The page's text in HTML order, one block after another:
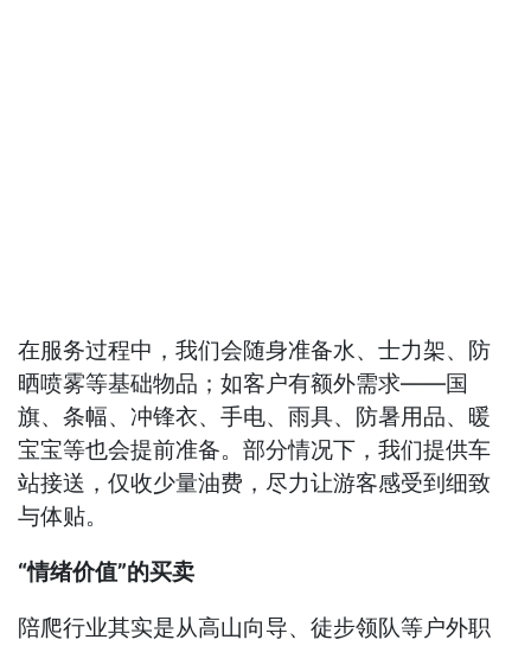
在服务过程中，我们会随身准备水、士力架、防
晒喷雾等基础物品；如客户有额外需求——国
旗、条幅、冲锋衣、手电、雨具、防暑用品、暖
宝宝等也会提前准备。部分情况下，我们提供车
站接送，仅收少量油费，尽力让游客感受到细致
与体贴。
“情绪价值”的买卖
陪爬行业其实是从高山向导、徒步领队等户外职